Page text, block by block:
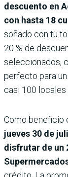
descuento en
con hasta 18
soñado con tu
20 % de
seleccionados,
perfecto para
casi 100 locales
Como beneficio
jueves 30 de
disfrutar de un